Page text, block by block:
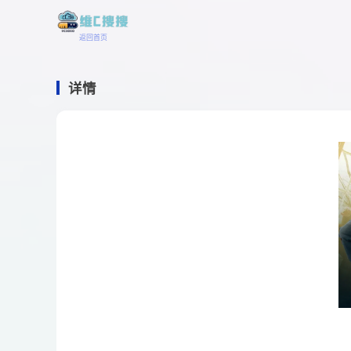
返回首页
详情